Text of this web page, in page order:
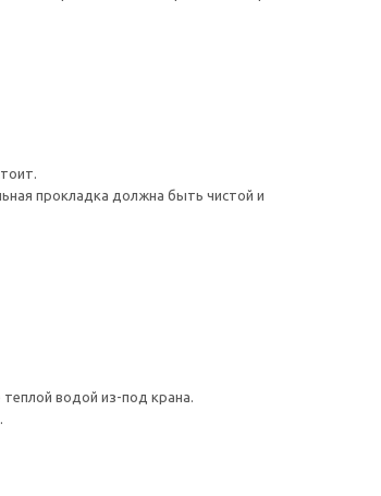
прокладка должна быть чистой и
водой из-под крана.